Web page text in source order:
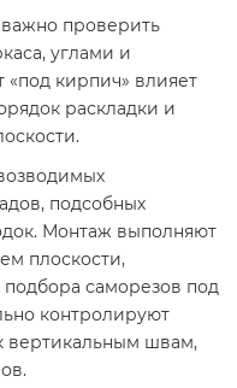
проверить
углами и
кирпич» влияет
раскладки и
подсобных
Монтаж выполняют
плоскости,
подбора саморезов под
контролируют
вертикальным швам,